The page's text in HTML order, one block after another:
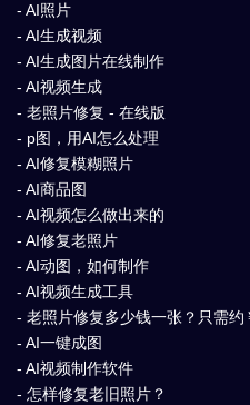
- AI照片
- AI生成视频
- AI生成图片在线制作
- AI视频生成
- 老照片修复 - 在线版
- p图，用AI怎么处理
- AI修复模糊照片
- AI商品图
- AI视频怎么做出来的
- AI修复老照片
- AI动图，如何制作
- AI视频生成工具
- 老照片修复多少钱一张？只需约
- AI一键成图
- AI视频制作软件
- 怎样修复老旧照片？